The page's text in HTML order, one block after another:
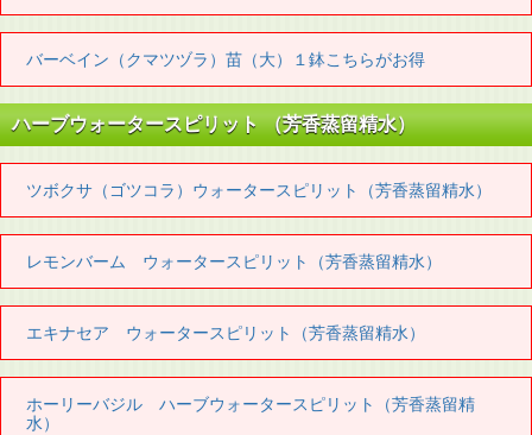
バーベイン（クマツヅラ）苗（大）１鉢こちらがお得
ハーブウォータースピリット （芳香蒸留精水）
ツボクサ（ゴツコラ）ウォータースピリット（芳香蒸留精水）
レモンバーム ウォータースピリット（芳香蒸留精水）
エキナセア ウォータースピリット（芳香蒸留精水）
ホーリーバジル ハーブウォータースピリット（芳香蒸留精
水）